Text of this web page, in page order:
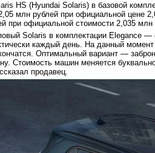
HS (Hyundai Solaris) в базовой
млн рублей при официальной цене
при официальной стоимости 2,035 млн
Solaris в комплектации Elegance
каждый день. На данный
Оптимальный вариант —
Стоимость машин меняется
продавец.